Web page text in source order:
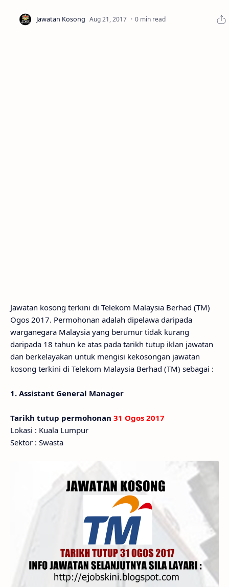
0 min read
Jawatan kosong terkini di Telekom Malaysia Berhad (TM)
Ogos 2017. Permohonan adalah dipelawa daripada
warganegara Malaysia yang berumur tidak kurang
daripada 18 tahun ke atas pada tarikh tutup iklan jawatan
dan berkelayakan untuk mengisi kekosongan jawatan
kosong terkini di Telekom Malaysia Berhad (TM) sebagai :
1. Assistant General Manager
Tarikh tutup permohonan 31 Ogos 2017
Lokasi : Kuala Lumpur
Sektor : Swasta